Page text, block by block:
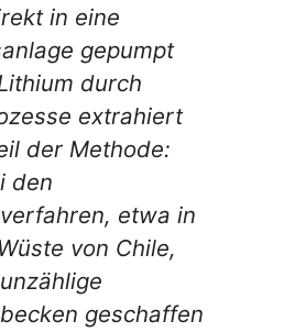
in eine
gepumpt
durch
extrahiert
der Methode:
den
etwa in
von Chile,
geschaffen